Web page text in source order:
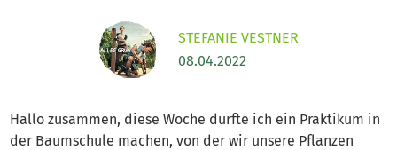
STEFANIE VESTNER
08.04.2022
Hallo zusammen, diese Woche durfte ich ein Praktikum in
der Baumschule machen, von der wir unsere Pflanzen